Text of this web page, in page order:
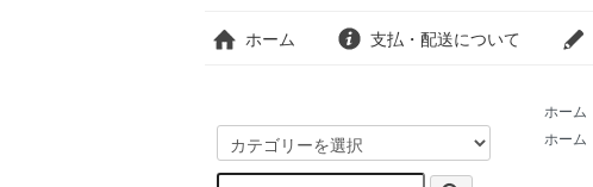
ホーム 支払・配送について
ホーム
ホーム